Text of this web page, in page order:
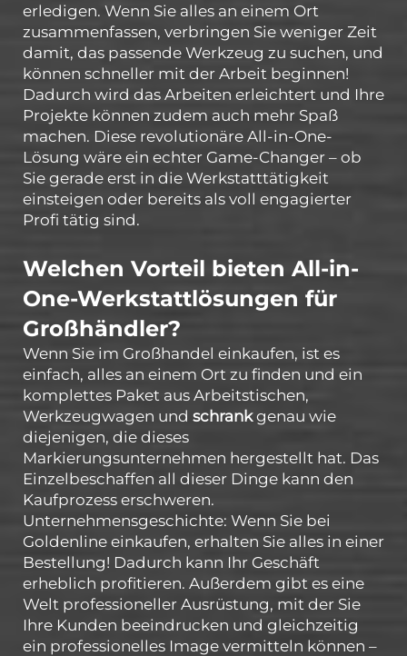
erledigen. Wenn Sie alles an einem Ort
zusammenfassen, verbringen Sie weniger Zeit
damit, das passende Werkzeug zu suchen, und
können schneller mit der Arbeit beginnen!
Dadurch wird das Arbeiten erleichtert und Ihre
Projekte können zudem auch mehr Spaß
machen. Diese revolutionäre All-in-One-
Lösung wäre ein echter Game-Changer – ob
Sie gerade erst in die Werkstatttätigkeit
einsteigen oder bereits als voll engagierter
Profi tätig sind.
Welchen Vorteil bieten All-in-
One-Werkstattlösungen für
Großhändler?
Wenn Sie im Großhandel einkaufen, ist es
einfach, alles an einem Ort zu finden und ein
komplettes Paket aus Arbeitstischen,
Werkzeugwagen und schrankgenau wie
diejenigen, die dieses
Markierungsunternehmen hergestellt hat. Das
Einzelbeschaffen all dieser Dinge kann den
Kaufprozess erschweren.
Unternehmensgeschichte: Wenn Sie bei
Goldenline einkaufen, erhalten Sie alles in einer
Bestellung! Dadurch kann Ihr Geschäft
erheblich profitieren. Außerdem gibt es eine
Welt professioneller Ausrüstung, mit der Sie
Ihre Kunden beeindrucken und gleichzeitig
ein professionelles Image vermitteln können –